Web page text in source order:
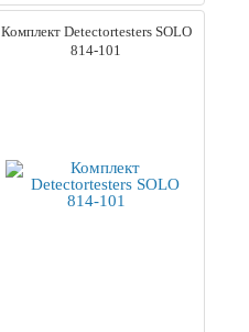
Комплект Detectortesters SOLO
814-101